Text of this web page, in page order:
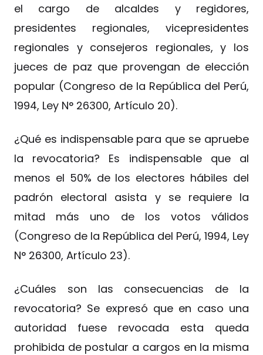
el cargo de alcaldes y regidores,
presidentes regionales, vicepresidentes
regionales y consejeros regionales, y los
jueces de paz que provengan de elección
popular (Congreso de la República del Perú,
1994, Ley N° 26300, Artículo 20).
¿Qué es indispensable para que se apruebe
la revocatoria? Es indispensable que al
menos el 50% de los electores hábiles del
padrón electoral asista y se requiere la
mitad más uno de los votos válidos
(Congreso de la República del Perú, 1994, Ley
N° 26300, Artículo 23).
¿Cuáles son las consecuencias de la
revocatoria? Se expresó que en caso una
autoridad fuese revocada esta queda
prohibida de postular a cargos en la misma